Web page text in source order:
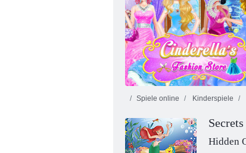
Baby-Meerjungfrauen-Abenteuer
Spiele online Kinderspiele
Hidden